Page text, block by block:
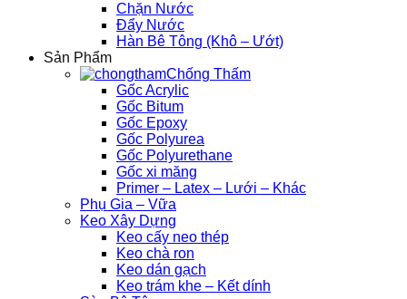
Chặn Nước
Đẩy Nước
Hàn Bê Tông (Khô – Ướt)
Sản Phẩm
Chống Thấm
Gốc Acrylic
Gốc Bitum
Gốc Epoxy
Gốc Polyurea
Gốc Polyurethane
Gốc xi măng
Primer – Latex – Lưới – Khác
Phụ Gia – Vữa
Keo Xây Dựng
Keo cấy neo thép
Keo chà ron
Keo dán gạch
Keo trám khe – Kết dính